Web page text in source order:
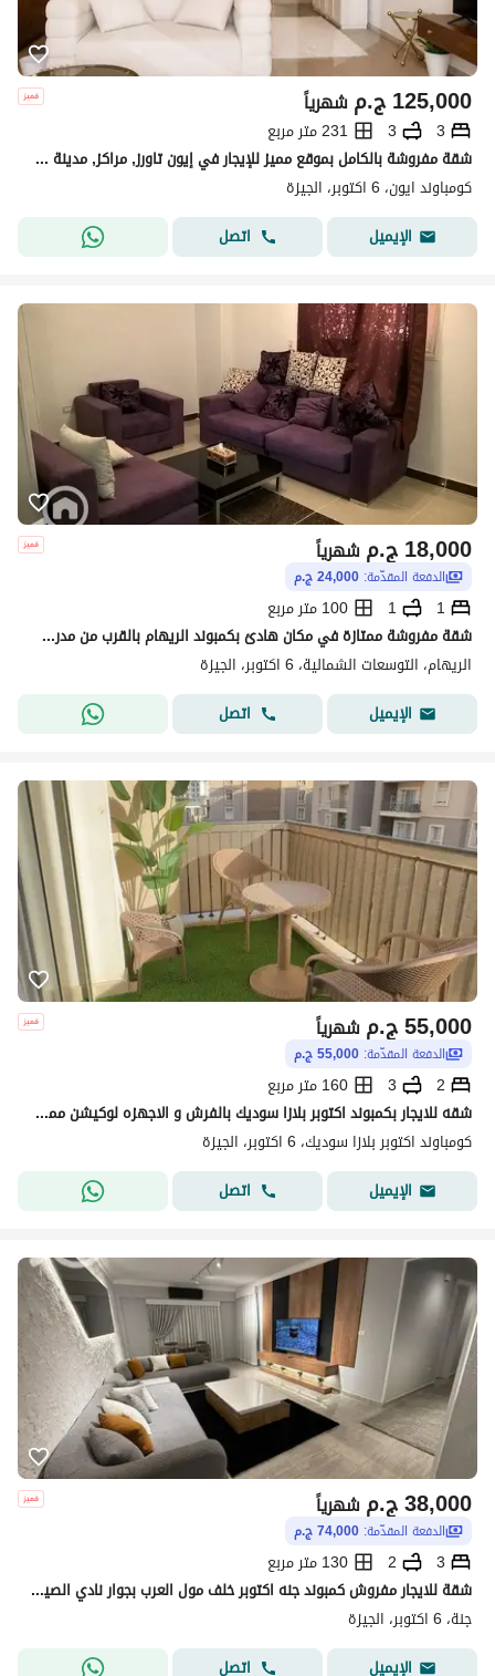
ج.م125,000 شهرياً
3
3
231 متر مربع
شقة مفروشة بالكامل بموقع مميز للإيجار في إيون تاورز, مراكز, مدينة 6 أكتوبر . . . . . . . . . . . . . . . . . . . . . . . . . . . . . . . . . . . . . . . . . . . . .
كومباوند ايون، 6 اكتوبر، الجيزة
الإيميل
اتصل
ج.م18,000 شهرياً
الدفعة المقدّمة: 24,000 ج.م
1
1
100 متر مربع
شقة مفروشة ممتازة في مكان هادئ بكمبوند الريهام بالقرب من مدرسة نفرتاري الدولية واكتوبر فيستيفال سيتى
الريهام، التوسعات الشمالية، 6 اكتوبر، الجيزة
الإيميل
اتصل
ج.م55,000 شهرياً
الدفعة المقدّمة: 55,000 ج.م
2
3
160 متر مربع
شقه للايجار بكمبوند اكتوبر بلازا سوديك بالفرش و الاجهزه لوكيشن مميز دور تاني مساحه 160 متر غرفتين منهم غرفه ماستر 3 حمام
كومباوند اكتوبر بلازا سوديك، 6 اكتوبر، الجيزة
الإيميل
اتصل
ج.م38,000 شهرياً
الدفعة المقدّمة: 74,000 ج.م
3
2
130 متر مربع
شقة للايجار مفروش كمبوند جنه اكتوبر خلف مول العرب بجوار نادي الصيد مساحه 130م 3 غرف 2 حمام فرش مودرن بجوار منطقه الترفيه وحمام السباحه
جنة، 6 اكتوبر، الجيزة
الإيميل
اتصل